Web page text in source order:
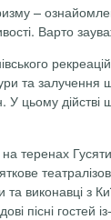
–
Варто
та
цьому дійстві
теренах
та виконавці з
пісні гостей